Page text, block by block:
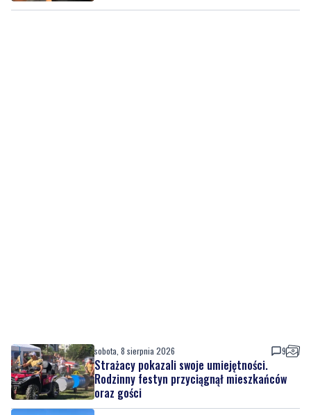
sobota, 8 sierpnia 2026 9
Strażacy pokazali swoje umiejętności.
Rodzinny festyn przyciągnął mieszkańców
oraz gości